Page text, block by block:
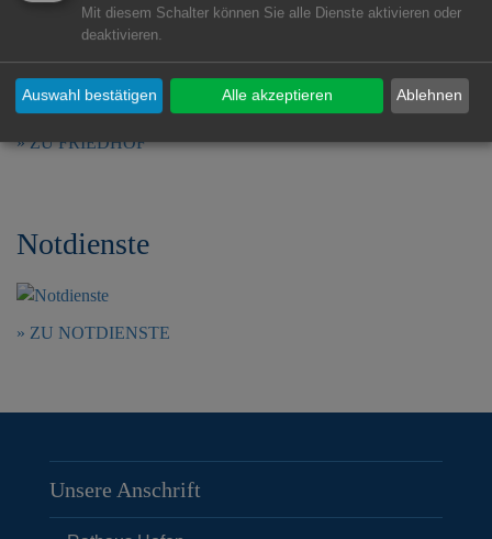
Friedhof
ZU FRIEDHOF
Notdienste
ZU NOTDIENSTE
Unsere Anschrift
Mit diesem Schalter können Sie alle Dienste aktivieren oder
deaktivieren.
Ablehnen
Auswahl bestätigen Alle akzeptieren